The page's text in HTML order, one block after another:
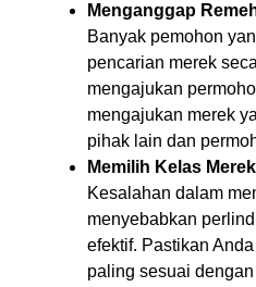
Menganggap
Banyak pemohon
pencarian merek
mengajukan
mengajukan merek
pihak lain dan
Memilih Kelas
Kesalahan dalam
menyebabkan
efektif. Pastikan
paling sesuai